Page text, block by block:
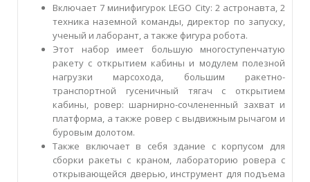
Включает 7 минифигурок LEGO City: 2 астронавта, 2
техника наземной команды, директор по запуску,
ученый и лаборант, а также фигура робота.
Этот набор имеет большую многоступенчатую
ракету с открытием кабины и модулем полезной
нагрузки марсохода, большим ракетно-
транспортной гусеничный тягач с открытием
кабины, ровер: шарнирно-сочлененный захват и
платформа, а также ровер с выдвижным рычагом и
буровым долотом.
Также включает в себя здание с корпусом для
сборки ракеты с краном, лабораторию ровера с
открывающейся дверью, инструмент для подъема